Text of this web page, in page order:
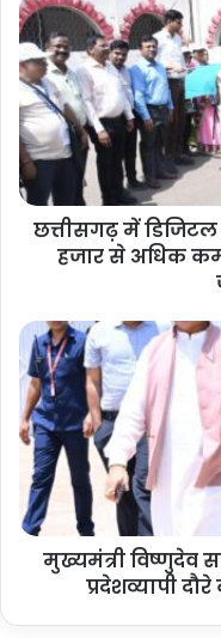
छत्तीसगढ़ में
हजार से अधिक
मुख्यमंत्री विष्णुदेव
प्रदेशव्यापी